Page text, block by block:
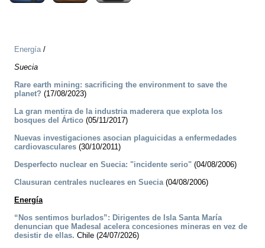
Energía/
Suecia
Rare earth mining: sacrificing the environment to save the
planet? (17/08/2023)
La gran mentira de la industria maderera que explota los
bosques del Ártico (05/11/2017)
Nuevas investigaciones asocian plaguicidas a enfermedades
cardiovasculares (30/10/2011)
Desperfecto nuclear en Suecia: "incidente serio" (04/08/2006)
Clausuran centrales nucleares en Suecia(04/08/2006)
Energía
“Nos sentimos burlados”: Dirigentes de Isla Santa María
denuncian que Madesal acelera concesiones mineras en vez de
desistir de ellas. Chile (24/07/2026)